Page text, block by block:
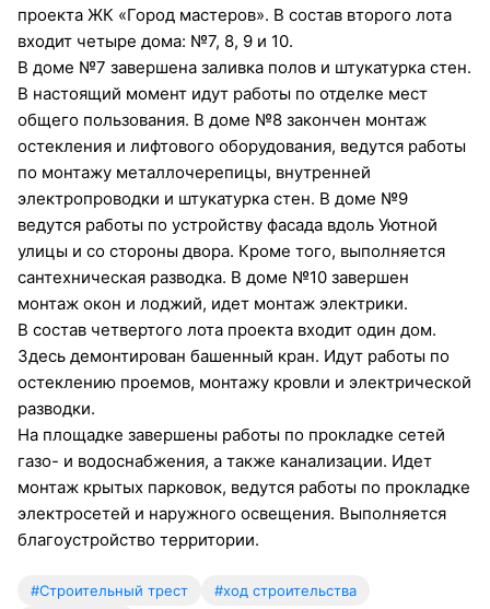
проекта ЖК «Город мастеров». В состав второго лота
входит четыре дома: №7, 8, 9 и 10.
В доме №7 завершена заливка полов и штукатурка стен.
В настоящий момент идут работы по отделке мест
общего пользования. В доме №8 закончен монтаж
остекления и лифтового оборудования, ведутся работы
по монтажу металлочерепицы, внутренней
электропроводки и штукатурка стен. В доме №9
ведутся работы по устройству фасада вдоль Уютной
улицы и со стороны двора. Кроме того, выполняется
сантехническая разводка. В доме №10 завершен
монтаж окон и лоджий, идет монтаж электрики.
В состав четвертого лота проекта входит один дом.
Здесь демонтирован башенный кран. Идут работы по
остеклению проемов, монтажу кровли и электрической
разводки.
На площадке завершены работы по прокладке сетей
газо- и водоснабжения, а также канализации. Идет
монтаж крытых парковок, ведутся работы по прокладке
электросетей и наружного освещения. Выполняется
благоустройство территории.
#Строительный трест #ход строительства